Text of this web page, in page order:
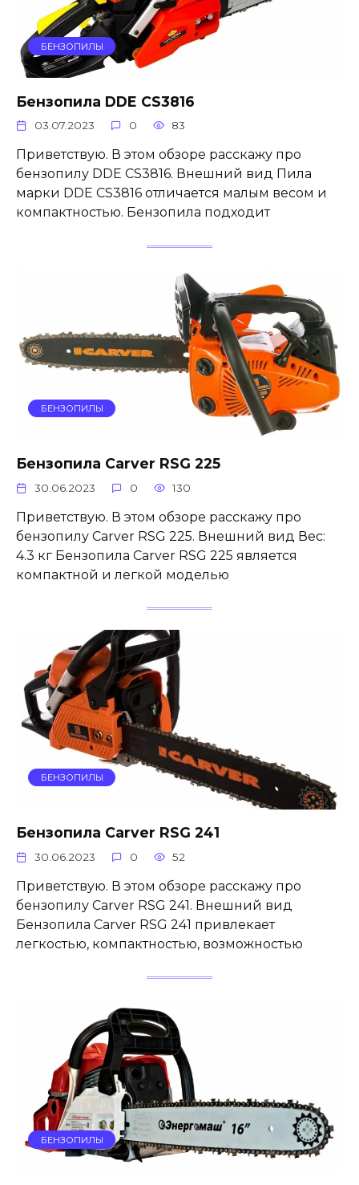
БЕНЗОПИЛЫ
Бензопила DDE CS3816
03.07.2023 0 83
Приветствую. В этом обзоре расскажу про
бензопилу DDE CS3816. Внешний вид Пила
марки DDE CS3816 отличается малым весом и
компактностью. Бензопила подходит
БЕНЗОПИЛЫ
Бензопила Carver RSG 225
30.06.2023 0 130
Приветствую. В этом обзоре расскажу про
бензопилу Carver RSG 225. Внешний вид Вес:
4.3 кг Бензопила Carver RSG 225 является
компактной и легкой моделью
БЕНЗОПИЛЫ
Бензопила Carver RSG 241
30.06.2023 0 52
Приветствую. В этом обзоре расскажу про
бензопилу Carver RSG 241. Внешний вид
Бензопила Carver RSG 241 привлекает
легкостью, компактностью, возможностью
БЕНЗОПИЛЫ